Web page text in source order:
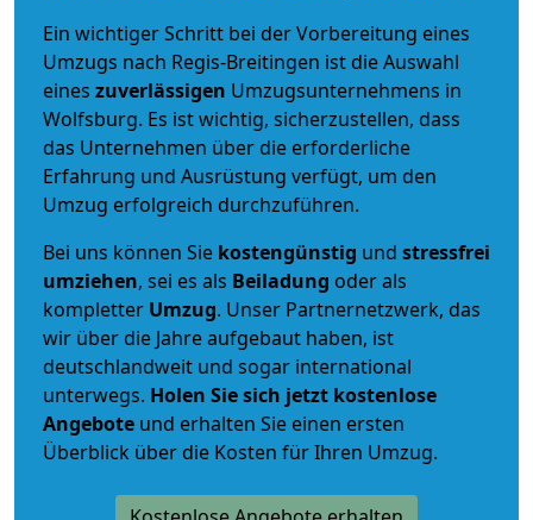
Ein wichtiger Schritt bei der Vorbereitung eines
Umzugs nach Regis-Breitingen ist die Auswahl
eines zuverlässigen Umzugsunternehmens in
Wolfsburg. Es ist wichtig, sicherzustellen, dass
das Unternehmen über die erforderliche
Erfahrung und Ausrüstung verfügt, um den
Umzug erfolgreich durchzuführen.
Bei uns können Sie kostengünstig und stressfrei
umziehen, sei es als Beiladung oder als
kompletter Umzug. Unser Partnernetzwerk, das
wir über die Jahre aufgebaut haben, ist
deutschlandweit und sogar international
unterwegs. Holen Sie sich jetzt kostenlose
Angebote und erhalten Sie einen ersten
Überblick über die Kosten für Ihren Umzug.